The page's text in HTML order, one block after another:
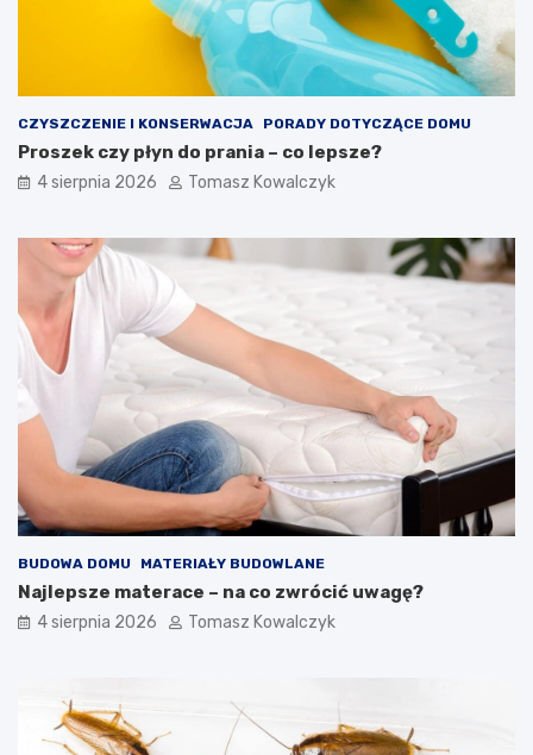
CZYSZCZENIE I KONSERWACJA PORADY DOTYCZĄCE DOMU
Proszek czy płyn do prania – co lepsze?
4 sierpnia 2026 Tomasz Kowalczyk
BUDOWA DOMU MATERIAŁY BUDOWLANE
Najlepsze materace – na co zwrócić uwagę?
4 sierpnia 2026 Tomasz Kowalczyk